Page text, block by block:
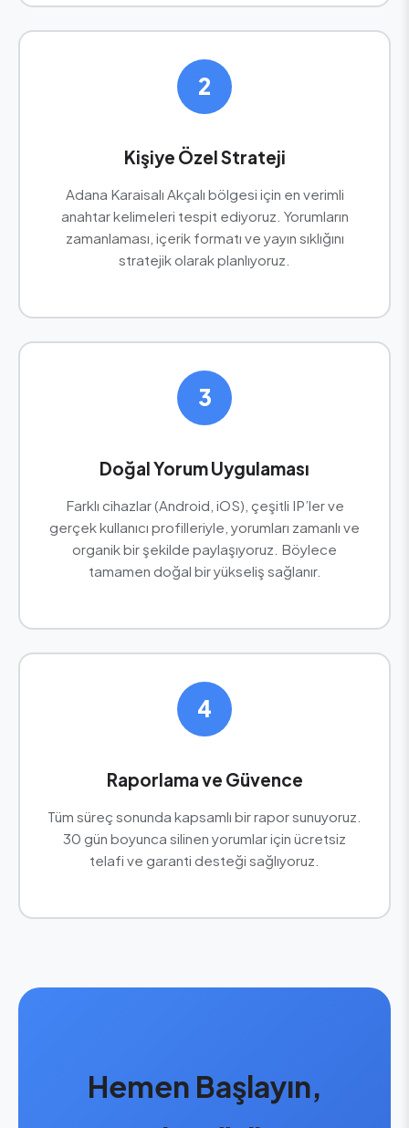
2
Kişiye Özel Strateji
Adana Karaisalı Akçalı bölgesi için en verimli
anahtar kelimeleri tespit ediyoruz. Yorumların
zamanlaması, içerik formatı ve yayın sıklığını
stratejik olarak planlıyoruz.
3
Doğal Yorum Uygulaması
Farklı cihazlar (Android, iOS), çeşitli IP’ler ve
gerçek kullanıcı profilleriyle, yorumları zamanlı ve
organik bir şekilde paylaşıyoruz. Böylece
tamamen doğal bir yükseliş sağlanır.
4
Raporlama ve Güvence
Tüm süreç sonunda kapsamlı bir rapor sunuyoruz.
30 gün boyunca silinen yorumlar için ücretsiz
telafi ve garanti desteği sağlıyoruz.
Hemen Başlayın,